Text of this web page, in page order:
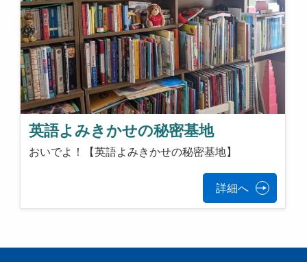
英語よみきかせの秘密基地
おいでよ！【英語よみきかせの秘密基地】
詳細へ